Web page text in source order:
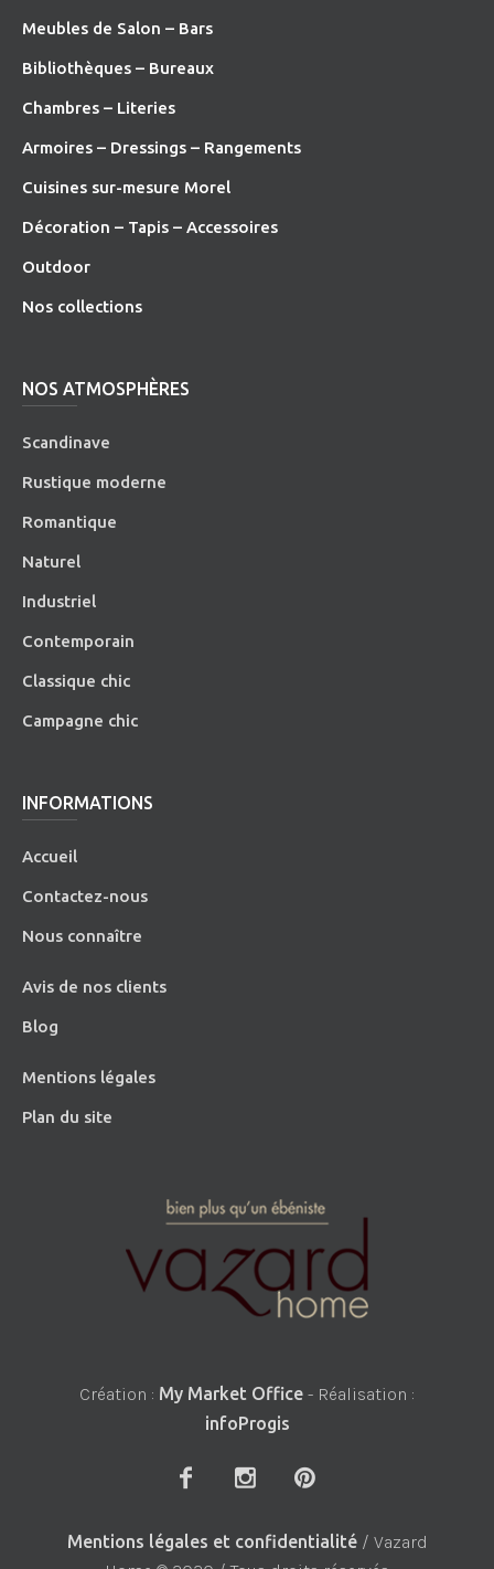
Meubles de Salon – Bars
Bibliothèques – Bureaux
Chambres – Literies
Armoires – Dressings – Rangements
Cuisines sur-mesure Morel
Décoration – Tapis – Accessoires
Outdoor
Nos collections
NOS ATMOSPHÈRES
Scandinave
Rustique moderne
Romantique
Naturel
Industriel
Contemporain
Classique chic
Campagne chic
INFORMATIONS
Accueil
Contactez-nous
Nous connaître
Avis de nos clients
Blog
Mentions légales
Plan du site
Création : My Market Office - Réalisation :
infoProgis
Mentions légales et confidentialité/ Vazard